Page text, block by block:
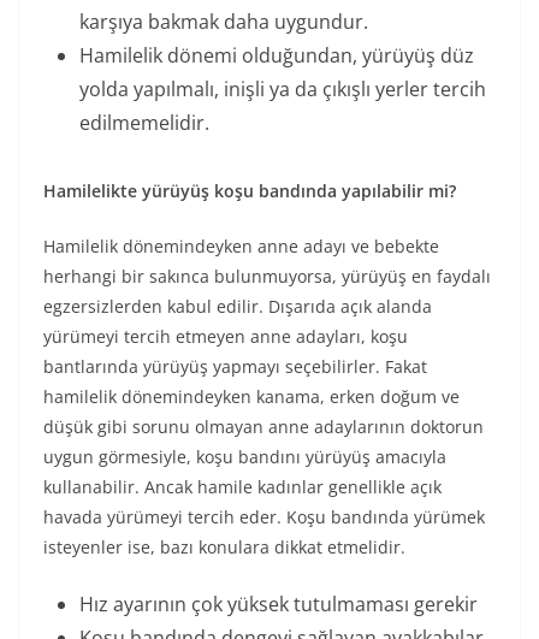
karşıya bakmak daha uygundur.
Hamilelik dönemi olduğundan, yürüyüş düz
yolda yapılmalı, inişli ya da çıkışlı yerler tercih
edilmemelidir.
Hamilelikte yürüyüş koşu bandında yapılabilir mi?
Hamilelik dönemindeyken anne adayı ve bebekte
herhangi bir sakınca bulunmuyorsa, yürüyüş en faydalı
egzersizlerden kabul edilir. Dışarıda açık alanda
yürümeyi tercih etmeyen anne adayları, koşu
bantlarında yürüyüş yapmayı seçebilirler. Fakat
hamilelik dönemindeyken kanama, erken doğum ve
düşük gibi sorunu olmayan anne adaylarının doktorun
uygun görmesiyle, koşu bandını yürüyüş amacıyla
kullanabilir. Ancak hamile kadınlar genellikle açık
havada yürümeyi tercih eder. Koşu bandında yürümek
isteyenler ise, bazı konulara dikkat etmelidir.
Hız ayarının çok yüksek tutulmaması gerekir